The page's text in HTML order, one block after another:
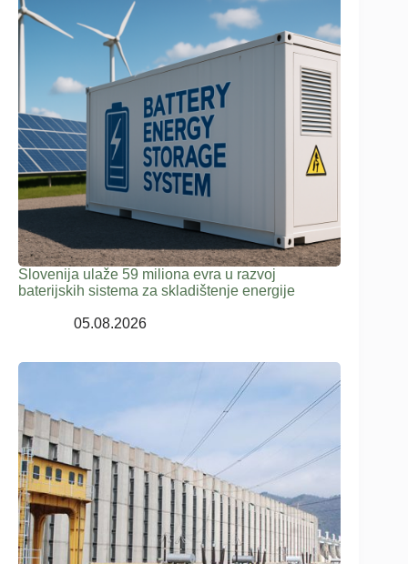
Slovenija ulaže 59 miliona evra u razvoj
baterijskih sistema za skladištenje energije
05.08.2026